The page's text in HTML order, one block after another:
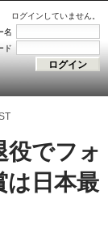
ログインしていません。
名
ド
役でフォ
日本最